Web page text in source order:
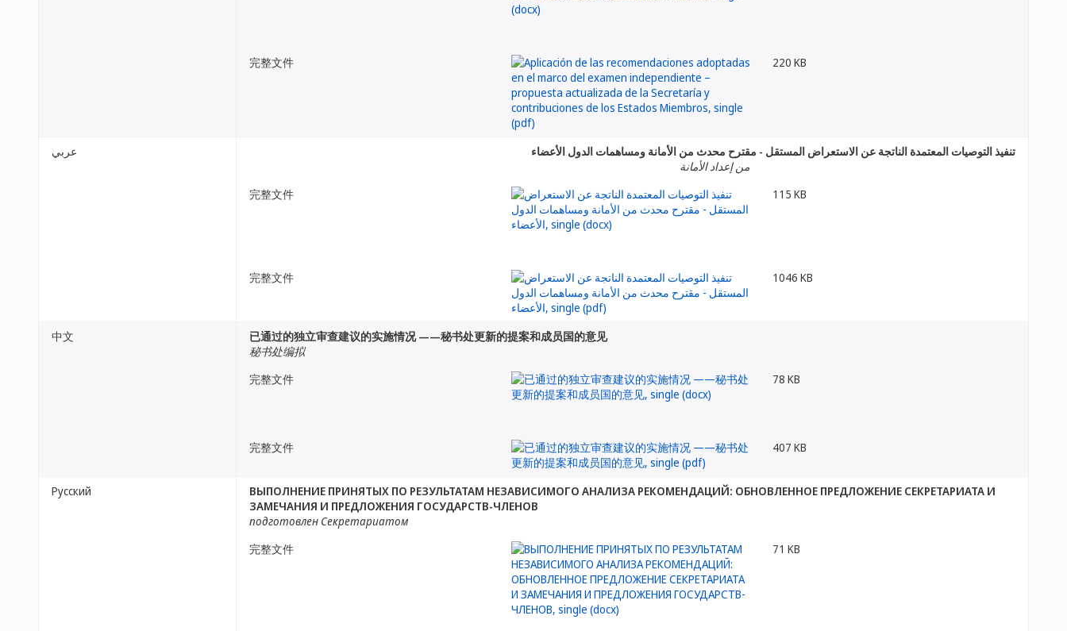
完整文件 220 KB
عربي
تنفيذ التوصيات المعتمدة الناتجة عن الاستعراض المستقل - مقترح محدث من الأمانة ومساهمات الدول الأعضاء
من إعداد الأمانة
完整文件
115 KB
完整文件 1046 KB
中文
已通过的独立审查建议的实施情况 ——秘书处更新的提案和成员国的意见
秘书处编拟
完整文件
78 KB
完整文件 407 KB
Русский
ВЫПОЛНЕНИЕ ПРИНЯТЫХ ПО РЕЗУЛЬТАТАМ НЕЗАВИСИМОГО АНАЛИЗА РЕКОМЕНДАЦИЙ: ОБНОВЛЕННОЕ ПРЕДЛОЖЕНИЕ СЕКРЕТАРИАТА И
ЗАМЕЧАНИЯ И ПРЕДЛОЖЕНИЯ ГОСУДАРСТВ-ЧЛЕНОВ
подготовлен Секретариатом
完整文件
71 KB